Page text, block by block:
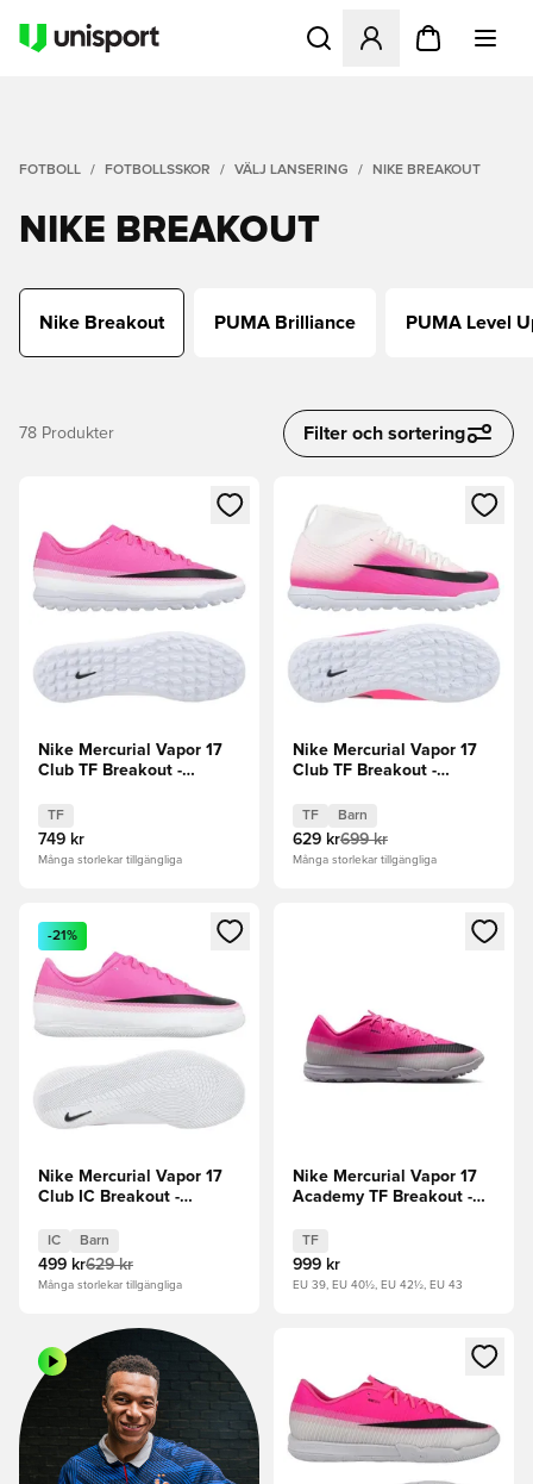
Öppnar en Modal för att
FOTBOLL FOTBOLLSSKOR VÄLJ LANSERING NIKE BREAKOUT
NIKE BREAKOUT
Nike Breakout PUMA Brilliance PUMA Level
78 Produkter Filter och sortering
Öppnar en Modal för att logga in eller registrera dig som
Nike Mercurial Vapor 17
Club TF Breakout -
TF
749 kr
Många storlekar tillgängliga
Öppnar en Modal för att
Nike Mercurial Vapor 17
Club TF Breakout -
TF Barn
629 kr699 kr
Många storlekar tillgängliga
Öppnar en Modal för att logga in eller registrera dig som
-21%
Nike Mercurial Vapor 17
Club IC Breakout -
IC Barn
499 kr629 kr
Många storlekar tillgängliga
Öppnar en Modal för att
Nike Mercurial Vapor 17
Academy TF Breakout -
TF
999 kr
EU 39, EU 40½, EU 42½, EU 43
Öppnar en Modal för att